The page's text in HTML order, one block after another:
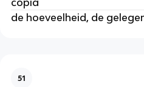
copia
de hoeveelheid, de
51